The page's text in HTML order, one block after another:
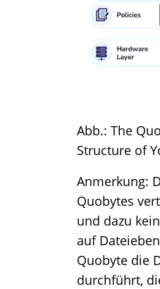
Abb.: The
Structure of
Anmerkung:
Quobytes
und dazu
auf
Quobyte die
durchführt,